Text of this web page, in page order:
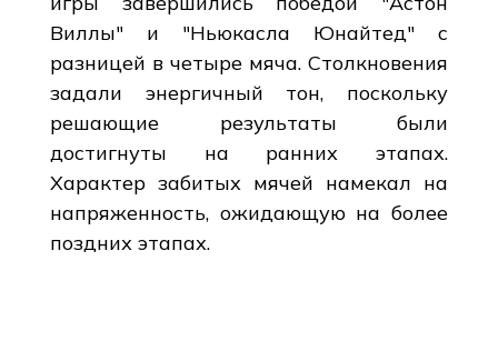
Виллы" и "Ньюкасла Юнайтед" с
разницей в четыре мяча. Столкновения
задали энергичный тон, поскольку
решающие результаты были
достигнуты на ранних этапах.
Характер забитых мячей намекал на
напряженность, ожидающую на более
поздних этапах.